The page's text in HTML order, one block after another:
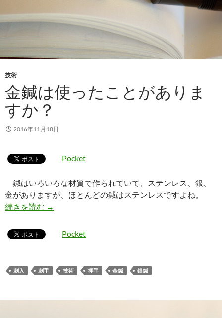
技術
金鍼は使ったことがありま
すか？
2016年11月18日
Pocket
鍼はいろいろな材質で作られていて、ステンレス、銀、
金がありますが、ほとんどの鍼はステンレスですよね。
続きを読む 金鍼は使ったことがありますか？
→
Pocket
刺入 刺手 技術 押手 金鍼 銀鍼